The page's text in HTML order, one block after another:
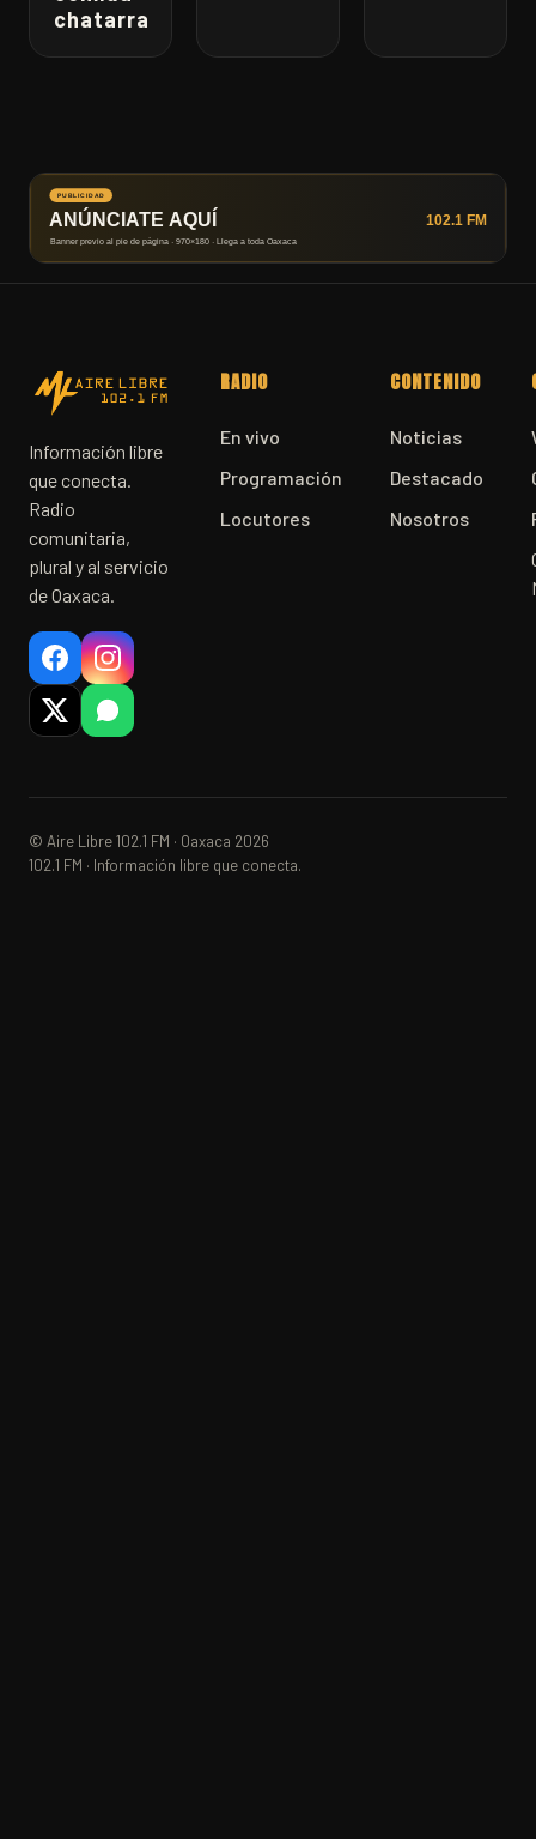
chatarra
Información libre
que conecta.
Radio
comunitaria,
plural y al servicio
de Oaxaca.
RADIO
En vivo
Programación
Locutores
CONTENIDO
Noticias
Destacado
Nosotros
© Aire Libre 102.1 FM · Oaxaca 2026
102.1 FM · Información libre que conecta.